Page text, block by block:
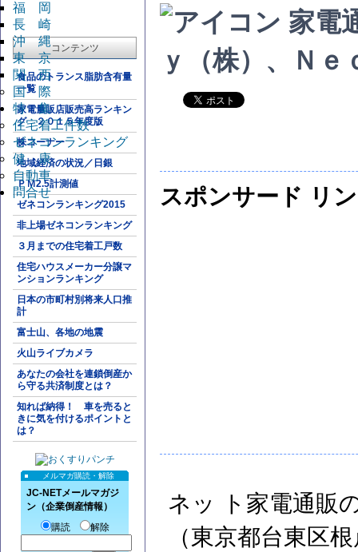
福 岡
長 崎
沖 縄
東 京
関 西
国 際
特 集
住宅着工件数
ゼネコンランキング
健 康
自動車
問合せ
コンテンツ
食品のトランス脂肪含有量
一覧
家電量販店販売高ランキン
グ ２０１５年度版
株コーナー
地域経済の状況／日銀
ＰＭ2.5計測値
ゼネコンランキング2015
非上場ゼネコンランキング
３月までの住宅着工戸数
住宅ハウスメーカー分譲マ
ンションランキング
日本の市町村別将来人口推
計
富士山、各地の地震
火山ライブカメラ
あなたの会社を連鎖倒産か
ら守る共済制度とは？
知れば納得！ 車を売ると
きに気を付けるポイントと
は？
メルマガ購読・解除
JC-NETメールマガジ
ン（企業倒産情報）
購読
解除
家電
ｙ（株）、Ｎ
スポンサード リ
ネッ ト家電通販
（東京都台東区